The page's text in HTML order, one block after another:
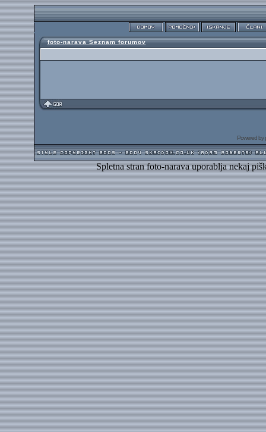
foto-narava Seznam forumov
Powered by
Spletna stran foto-narava uporablja nekaj